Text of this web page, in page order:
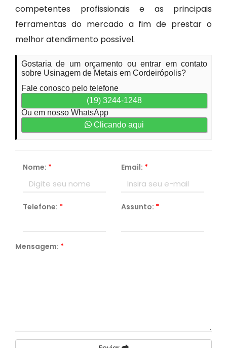
competentes profissionais e as principais
ferramentas do mercado a fim de prestar o
melhor atendimento possível.
Gostaria de um orçamento ou entrar em contato
sobre Usinagem de Metais em Cordeirópolis?
Fale conosco pelo telefone
(19) 3244-1248
Ou em nosso WhatsApp
Clicando aqui
Nome: * Email: *
Telefone: * Assunto: *
Mensagem: *